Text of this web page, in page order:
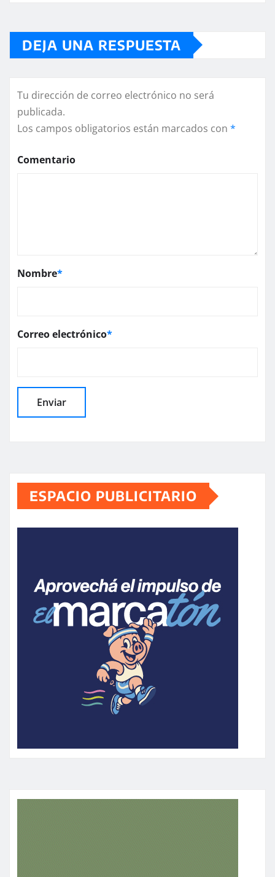
DEJA UNA RESPUESTA
Tu dirección de correo electrónico no será
publicada.
Los campos obligatorios están marcados con *
Comentario
Nombre*
Correo electrónico*
ESPACIO PUBLICITARIO